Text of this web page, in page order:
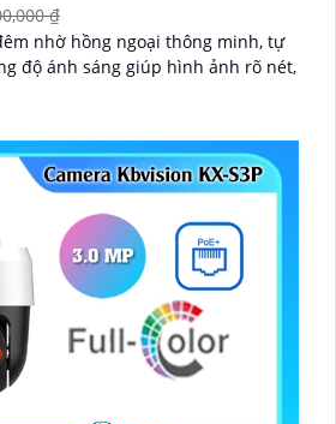
₫
nhờ hồng ngoại thông minh, tự
độ ánh sáng giúp hình ảnh rõ nét,